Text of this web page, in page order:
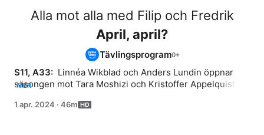
Alla mot alla med Filip och Fredrik
April, april?
Tävlingsprogram
S11, A33: Linnéa Wikblad och Anders Lundin öppnar
säsongen mot Tara Moshizi och Kristoffer Appelquist
MER
1 apr. 2024 · 46m